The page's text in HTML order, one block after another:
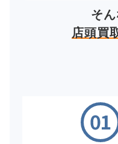
そ
店頭買